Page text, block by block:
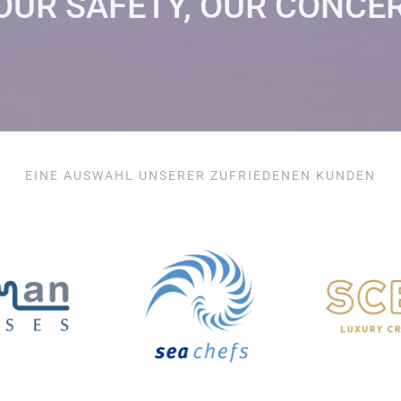
EINE AUSWAHL UNSERER ZUFRIEDENEN KUNDEN